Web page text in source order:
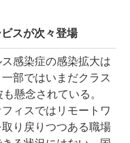
スが次々登場
感染症の感染拡大は
部ではいまだクラス
懸念されている。
ィスではリモートワ
り戻りつつある職場